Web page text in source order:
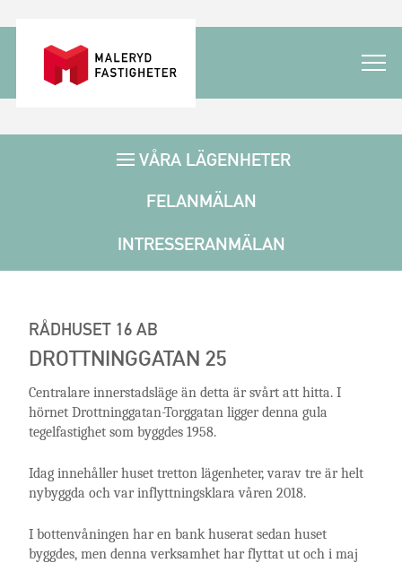
VÅRA LÄGENHETER
FELANMÄLAN
INTRESSERANMÄLAN
RÅDHUSET 16 AB
DROTTNINGGATAN 25
Centralare innerstadsläge än detta är svårt att hitta. I
hörnet Drottninggatan-Torggatan ligger denna gula
tegelfastighet som byggdes 1958.
Idag innehåller huset tretton lägenheter, varav tre är helt
nybyggda och var inflyttningsklara våren 2018.
I bottenvåningen har en bank huserat sedan huset
byggdes, men denna verksamhet har flyttat ut och i maj